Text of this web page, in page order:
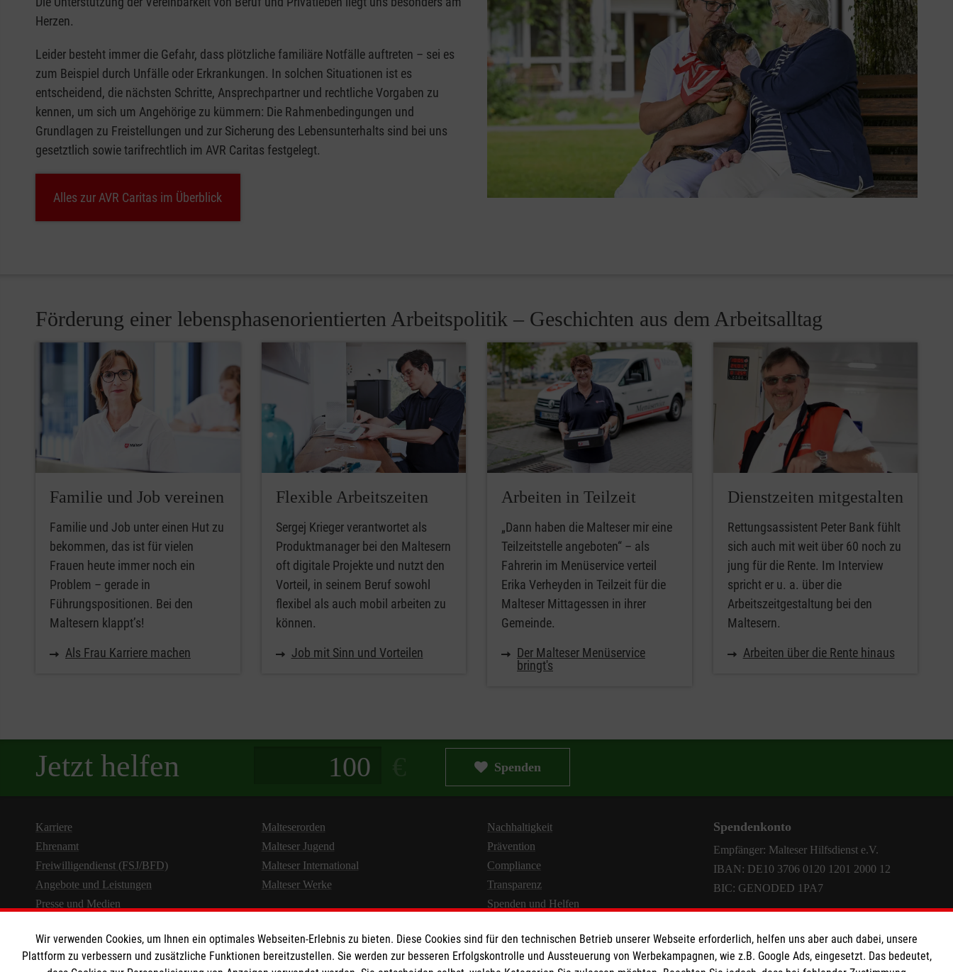
Herzen.
Leider besteht immer die Gefahr, dass plötzliche familiäre Notfälle auftreten – sei es
zum Beispiel durch Unfälle oder Erkrankungen. In solchen Situationen ist es
entscheidend, die nächsten Schritte, Ansprechpartner und rechtliche Vorgaben zu
kennen, um sich um Angehörige zu kümmern: Die Rahmenbedingungen und
Grundlagen zu Freistellungen und zur Sicherung des Lebensunterhalts sind bei uns
gesetztlich sowie tarifrechtlich im AVR Caritas festgelegt.
Alles zur AVR Caritas im Überblick
Förderung einer lebensphasenorientierten Arbeitspolitik – Geschichten aus dem Arbeitsalltag
Familie und Job vereinen
Familie und Job unter einen Hut zu
bekommen, das ist für vielen
Frauen heute immer noch ein
Problem – gerade in
Führungspositionen. Bei den
Maltesern klappt’s!
Als Frau Karriere machen
Flexible Arbeitszeiten
Sergej Krieger verantwortet als
Produktmanager bei den Maltesern
oft digitale Projekte und nutzt den
Vorteil, in seinem Beruf sowohl
flexibel als auch mobil arbeiten zu
können.
Job mit Sinn und Vorteilen
Arbeiten in Teilzeit
„Dann haben die Malteser mir eine
Teilzeitstelle angeboten“ – als
Fahrerin im Menüservice verteil
Erika Verheyden in Teilzeit für die
Malteser Mittagessen in ihrer
Gemeinde.
Der Malteser Menüservice
bringt's
Dienstzeiten mitgestalten
Rettungsassistent Peter Bank fühlt
sich auch mit weit über 60 noch zu
jung für die Rente. Im Interview
spricht er u. a. über die
Arbeitszeitgestaltung bei den
Maltesern.
Arbeiten über die Rente hinaus
Jetzt helfen Spenden
Karriere
Ehrenamt
Freiwilligendienst (FSJ/BFD)
Angebote und Leistungen
Presse und Medien
Malteserorden
Malteser Jugend
Malteser International
Malteser Werke
Nachhaltigkeit
Prävention
Compliance
Transparenz
Spenden und Helfen
Spendenkonto
Empfänger: Malteser Hilfsdienst e.V.
IBAN: DE10 3706 0120 1201 2000 12
BIC: GENODED 1PA7
Wir verwenden Cookies, um Ihnen ein optimales Webseiten-Erlebnis zu bieten. Diese Cookies sind für den technischen Betrieb unserer Webseite erforderlich, helfen uns aber auch dabei, unsere
Plattform zu verbessern und zusätzliche Funktionen bereitzustellen. Sie werden zur besseren Erfolgskontrolle und Aussteuerung von Werbekampagnen, wie z.B. Google Ads, eingesetzt. Das bedeutet,